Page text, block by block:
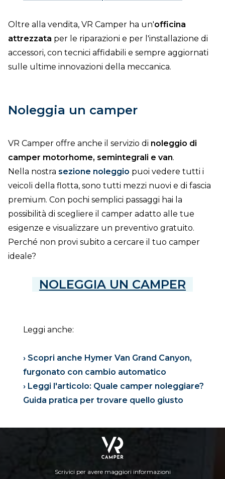
Oltre alla vendita, VR Camper ha un'officina
attrezzata per le riparazioni e per l'installazione di
accessori, con tecnici affidabili e sempre aggiornati
sulle ultime innovazioni della meccanica.
Noleggia un camper
VR Camper offre anche il servizio di noleggio di
camper motorhome, semintegrali e van.
Nella nostra sezione noleggio puoi vedere tutti i
veicoli della flotta, sono tutti mezzi nuovi e di fascia
premium. Con pochi semplici passaggi hai la
possibilità di scegliere il camper adatto alle tue
esigenze e visualizzare un preventivo gratuito.
Perché non provi subito a cercare il tuo camper
ideale?
NOLEGGIA UN CAMPER
Leggi anche:
› Scopri anche Hymer Van Grand Canyon,
furgonato con cambio automatico
› Leggi l'articolo: Quale camper noleggiare?
Guida pratica per trovare quello giusto
Scrivici per avere maggiori informazioni